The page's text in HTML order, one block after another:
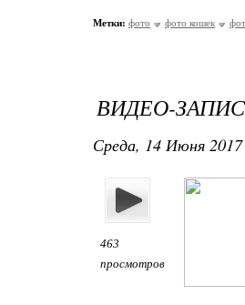
Метки: фото фото кошек
ВИДЕО-
Среда, 14 Июня
463
просмотров